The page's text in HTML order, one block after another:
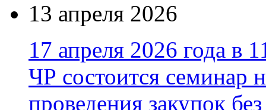
13 апреля 2026
17 апреля 2026 года в
ЧР состоится семинар
проведения закупок